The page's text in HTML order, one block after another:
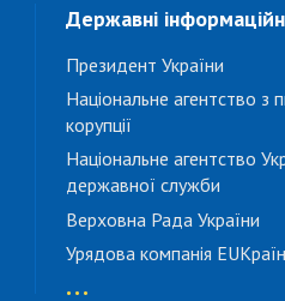
Державні
Президент України
Національне агентство з
корупції
Національне агентство
державної служби
Верховна Рада України
Урядова компанія
...